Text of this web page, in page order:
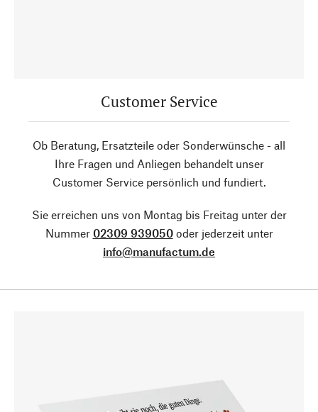
Customer Service
Ob Beratung, Ersatzteile oder Sonderwünsche - all
Ihre Fragen und Anliegen behandelt unser
Customer Service persönlich und fundiert.
Sie erreichen uns von Montag bis Freitag unter der
Nummer 02309 939050oder jederzeit unter
info@manufactum.de